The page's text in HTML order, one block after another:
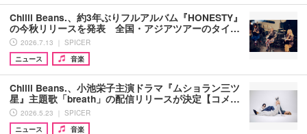
Chilli Beans.、約3年ぶりフルアルバム『HONESTY』
の今秋リリースを発表 全国・アジアツアーのタイ…
2026.7.13 ｜ SPICER
ニュース
音楽
Chilli Beans.、小池栄子主演ドラマ『ムショラン三ツ
星』主題歌「breath」の配信リリースが決定【コメ…
2026.5.23 ｜ SPICER
ニュース
音楽